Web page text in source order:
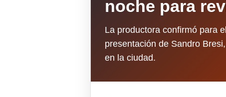
noche para
La productora confirmó para
presentación de Sandro
en la ciudad.